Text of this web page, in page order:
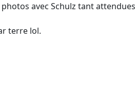
avec Schulz tant
terre lol.